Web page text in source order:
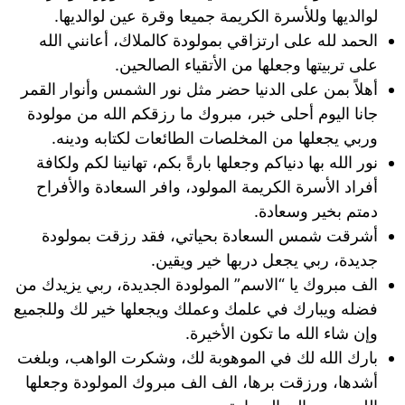
لوالديها وللأسرة الكريمة جميعا وقرة عين لوالديها.
الحمد لله على ارتزاقي بمولودة كالملاك، أعانني الله
على تربيتها وجعلها من الأتقياء الصالحين.
أهلاً بمن على الدنيا حضر مثل نور الشمس وأنوار القمر
جانا اليوم أحلى خبر، مبروك ما رزقكم الله من مولودة
وربي يجعلها من المخلصات الطائعات لكتابه ودينه.
نور الله بها دنياكم وجعلها بارةً بكم، تهانينا لكم ولكافة
أفراد الأسرة الكريمة المولود، وافر السعادة والأفراح
دمتم بخير وسعادة.
أشرقت شمس السعادة بحياتي، فقد رزقت بمولودة
جديدة، ربي يجعل دربها خير ويقين.
الف مبروك يا “الاسم” المولودة الجديدة، ربي يزيدك من
فضله ويبارك في علمك وعملك ويجعلها خير لك وللجميع
وإن شاء الله ما تكون الأخيرة.
بارك الله لك في الموهوبة لك، وشكرت الواهب، وبلغت
أشدها، ورزقت برها، الف الف مبروك المولودة وجعلها